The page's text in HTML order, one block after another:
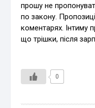
прошу не
по закону.
коментарях. Інтиму
що трішки, після
0